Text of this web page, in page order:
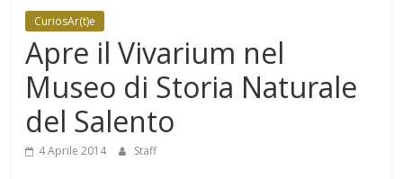
Mensile
arte,
cultura,
turismo
curiosità
CuriosAr(t)e
Apre il Vivarium nel
Museo di Storia Naturale
del Salento
4 Aprile 2014 Staff